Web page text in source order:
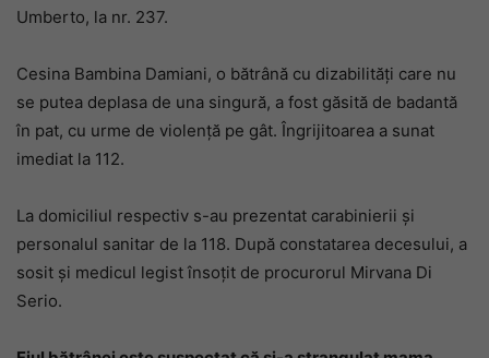
Umberto, la nr. 237.
Cesina Bambina Damiani, o bătrână cu dizabilități care nu
se putea deplasa de una singură, a fost găsită de badantă
în pat, cu urme de violență pe gât. Îngrijitoarea a sunat
imediat la 112.
La domiciliul respectiv s-au prezentat carabinierii și
personalul sanitar de la 118. După constatarea decesului, a
sosit și medicul legist însoțit de procurorul Mirvana Di
Serio.